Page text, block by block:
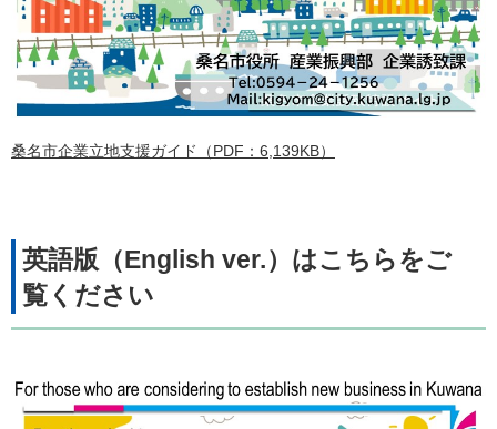
桑名市企業立地支援ガイド（PDF：6,139KB）
英語版（English ver.）はこちらをご
覧ください